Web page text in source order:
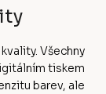
Všechny
tiskem
barev, ale